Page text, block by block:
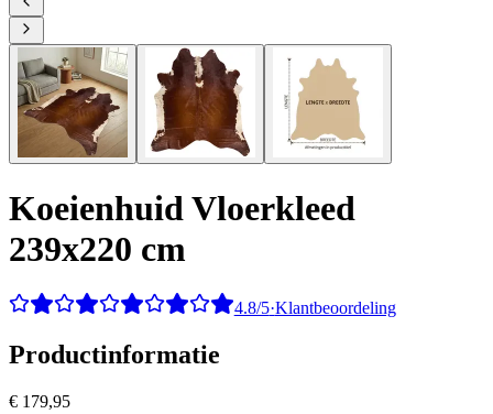
Koeienhuid Vloerkleed
239x220 cm
4.8/5·Klantbeoordeling
Productinformatie
€ 179,95